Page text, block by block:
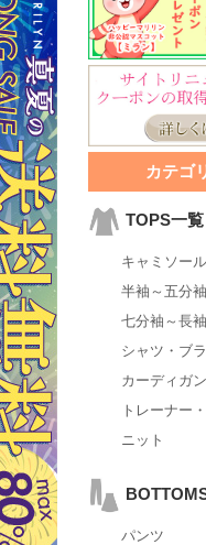
カテゴ
TOPS一覧
キャミソー
半袖～五分袖
七分袖～長袖
シャツ・ブ
カーディガン
トレーナー
ニット
パンツ